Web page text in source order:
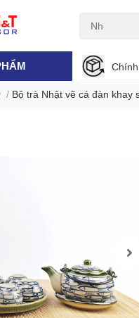
/ Bộ trà Nhật vẽ cá đàn khay